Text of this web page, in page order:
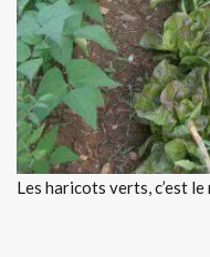
Les haricots verts, c’est